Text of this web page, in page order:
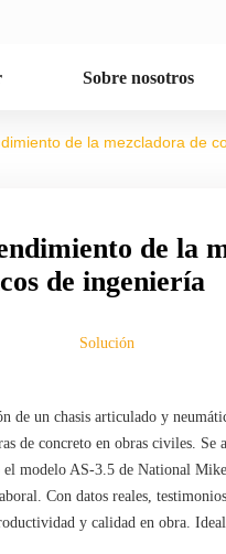
Sobre nosotros
de la mezcladora de
de la
de ingeniería
Solución
de un chasis articulado y
de concreto en obras civiles.
el modelo AS-3.5 de National
Con datos reales,
y calidad en obra.